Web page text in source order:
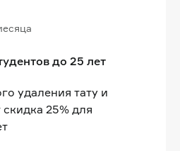
до 25 лет
удаления тату и
25% для